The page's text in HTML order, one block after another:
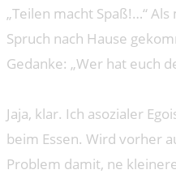
„Teilen macht Spaß!…“
Spruch nach Hause
Gedanke: „Wer hat euch
Jaja, klar. Ich asozialer
beim Essen. Wird vorher
Problem damit, ne